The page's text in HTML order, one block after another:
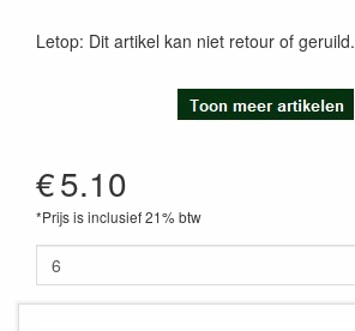
Letop: Dit artikel kan niet retour of geruild.
€5.10
*Prijs is inclusief 21% btw